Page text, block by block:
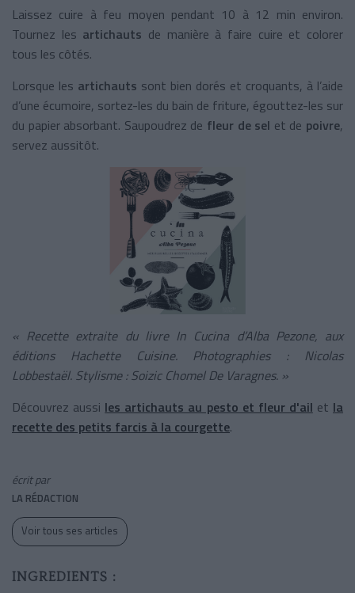
Laissez cuire à feu moyen pendant 10 à 12 min environ.
Tournez les artichauts de manière à faire cuire et colorer
tous les côtés.
Lorsque les artichauts sont bien dorés et croquants, à l’aide
d’une écumoire, sortez-les du bain de friture, égouttez-les sur
du papier absorbant. Saupoudrez de fleur de sel et de poivre,
servez aussitôt.
« Recette extraite du livre In Cucina d’Alba Pezone, aux
éditions Hachette Cuisine. Photographies : Nicolas
Lobbestaël. Stylisme : Soizic Chomel De Varagnes. »
Découvrez aussi les artichauts au pesto et fleur d'ail et la
recette des petits farcis à la courgette.
écrit par
LA RÉDACTION
Voir tous ses articles
INGREDIENTS :